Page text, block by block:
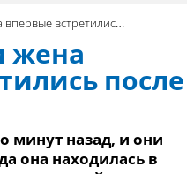
встретились после теракта
жена
после
минут назад, и они
она находилась в